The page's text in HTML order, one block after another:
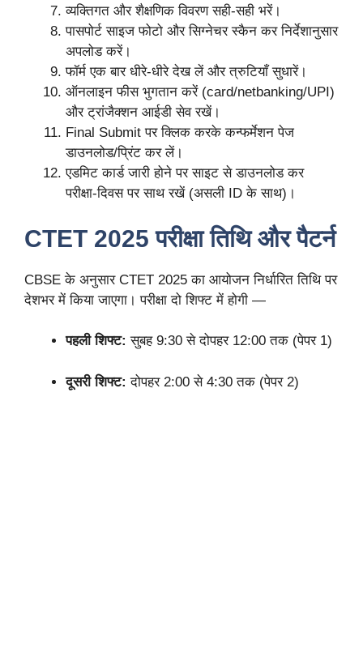
व्यक्तिगत और शैक्षणिक विवरण सही-सही भरें।
पासपोर्ट साइज फोटो और सिग्नेचर स्कैन कर निर्देशानुसार
अपलोड करें।
फॉर्म एक बार धीरे-धीरे देख लें और त्रुटियाँ सुधारें।
ऑनलाइन फीस भुगतान करें (card/netbanking/UPI)
और ट्रांजैक्शन आईडी सेव रखें।
Final Submit पर क्लिक करके कन्फर्मेशन पेज
डाउनलोड/प्रिंट कर लें।
एडमिट कार्ड जारी होने पर साइट से डाउनलोड कर
परीक्षा-दिवस पर साथ रखें (असली ID के साथ)।
CTET 2025 परीक्षा तिथि और पैटर्न
CBSE के अनुसार CTET 2025 का आयोजन निर्धारित तिथि पर
देशभर में किया जाएगा। परीक्षा दो शिफ्ट में होगी —
पहली शिफ्ट: सुबह 9:30 से दोपहर 12:00 तक (पेपर 1)
दूसरी शिफ्ट: दोपहर 2:00 से 4:30 तक (पेपर 2)